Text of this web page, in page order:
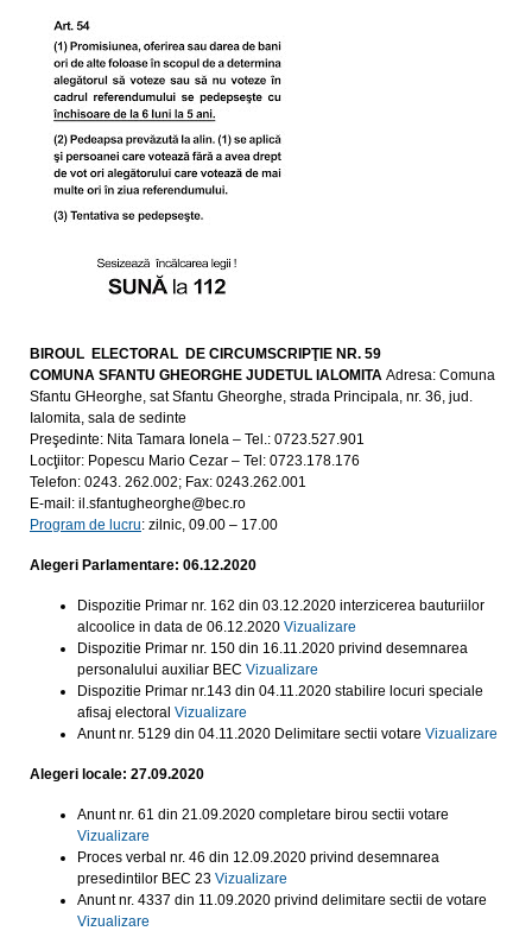
BIROUL ELECTORAL DE CIRCUMSCRIPŢIE NR. 59
COMUNA SFANTU GHEORGHE JUDETUL IALOMITA Adresa: Comuna
Sfantu GHeorghe, sat Sfantu Gheorghe, strada Principala, nr. 36, jud.
Ialomita, sala de sedinte
Preşedinte: Nita Tamara Ionela – Tel.: 0723.527.901
Locţiitor: Popescu Mario Cezar – Tel: 0723.178.176
Telefon: 0243. 262.002; Fax: 0243.262.001
E-mail: il.sfantugheorghe@bec.ro
Program de lucru: zilnic, 09.00 – 17.00
Alegeri Parlamentare: 06.12.2020
Dispozitie Primar nr. 162 din 03.12.2020 interzicerea bauturiilor
alcoolice in data de 06.12.2020 Vizualizare
Dispozitie Primar nr. 150 din 16.11.2020 privind desemnarea
personalului auxiliar BEC Vizualizare
Dispozitie Primar nr.143 din 04.11.2020 stabilire locuri speciale
afisaj electoral Vizualizare
Anunt nr. 5129 din 04.11.2020 Delimitare sectii votare Vizualizare
Alegeri locale: 27.09.2020
Anunt nr. 61 din 21.09.2020 completare birou sectii votare
Vizualizare
Proces verbal nr. 46 din 12.09.2020 privind desemnarea
presedintilor BEC 23 Vizualizare
Anunt nr. 4337 din 11.09.2020 privind delimitare sectii de votare
Vizualizare